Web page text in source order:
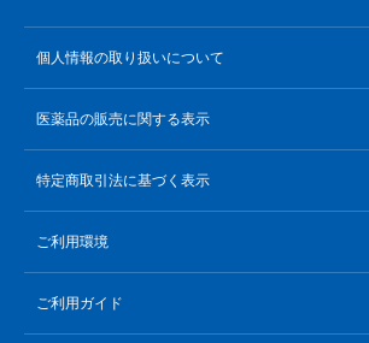
個人情報の取り扱いについて
医薬品の販売に関する表示
特定商取引法に基づく表示
ご利用環境
ご利用ガイド